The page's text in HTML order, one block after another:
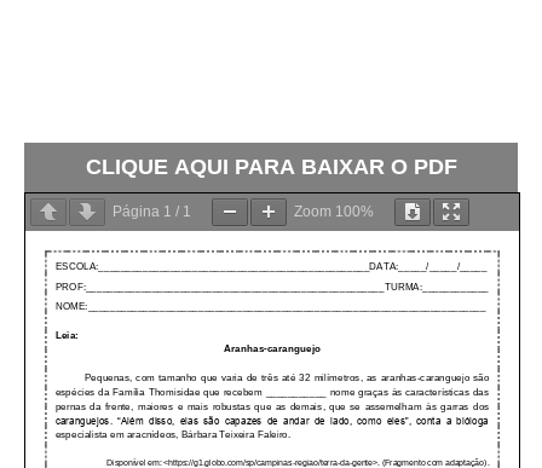
CLIQUE AQUI PARA BAIXAR O PDF
Página 1 / 1 Zoom 100%